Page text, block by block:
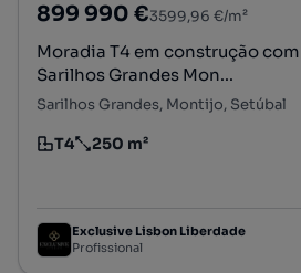
899 990 €3599,96 €/m²
Moradia T4 em construção
Sarilhos Grandes Mon...
Sarilhos Grandes, Montijo, Setúbal
Tipologia
T4
Preço por metro quadrado
250 m²
Exclusive Lisbon Liberdade
Profissional